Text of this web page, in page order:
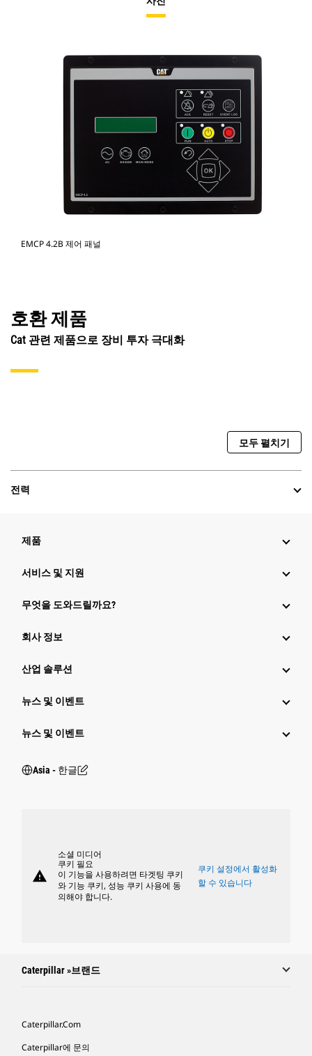
EMCP 4.2B 제어 패널
호환 제품
Cat 관련 제품으로 장비 투자 극대화
모두 펼치기
전력
제품
서비스 및 지원
무엇을 도와드릴까요?
회사 정보
산업 솔루션
뉴스 및 이벤트
뉴스 및 이벤트
Asia - 한글
warning
소셜 미디어
쿠키 필요
이 기능을 사용하려면 타겟팅 쿠키
와 기능 쿠키, 성능 쿠키 사용에 동
의해야 합니다.
쿠키 설정에서 활성화
할 수 있습니다
Caterpillar »브랜드
Caterpillar.com
Caterpillar에 문의